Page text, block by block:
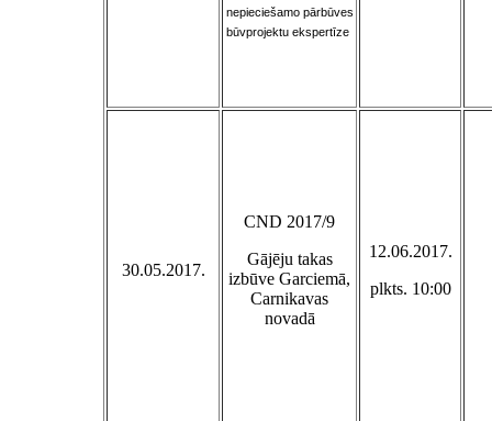
nepieciešamo pārbūves
būvprojektu ekspertīze
30.05.2017.
CND 2017/9
Gājēju takas
izbūve Garciemā,
Carnikavas
novadā
12.06.2017.
plkts. 10:00